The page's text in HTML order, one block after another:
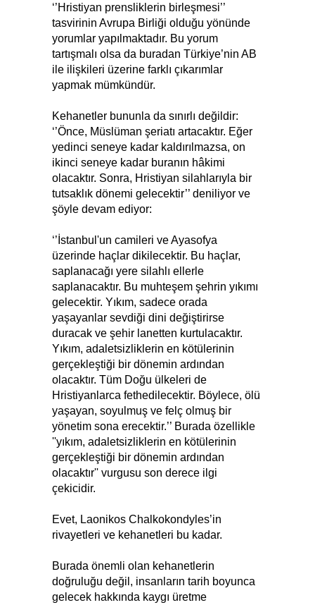
‘’Hristiyan prensliklerin birleşmesi’’
tasvirinin Avrupa Birliği olduğu yönünde
yorumlar yapılmaktadır. Bu yorum
tartışmalı olsa da buradan Türkiye’nin AB
ile ilişkileri üzerine farklı çıkarımlar
yapmak mümkündür.
Kehanetler bununla da sınırlı değildir:
‘’Önce, Müslüman şeriatı artacaktır. Eğer
yedinci seneye kadar kaldırılmazsa, on
ikinci seneye kadar buranın hâkimi
olacaktır. Sonra, Hristiyan silahlarıyla bir
tutsaklık dönemi gelecektir’’ deniliyor ve
şöyle devam ediyor:
‘’İstanbul'un camileri ve Ayasofya
üzerinde haçlar dikilecektir. Bu haçlar,
saplanacağı yere silahlı ellerle
saplanacaktır. Bu muhteşem şehrin yıkımı
gelecektir. Yıkım, sadece orada
yaşayanlar sevdiği dini değiştirirse
duracak ve şehir lanetten kurtulacaktır.
Yıkım, adaletsizliklerin en kötülerinin
gerçekleştiği bir dönemin ardından
olacaktır. Tüm Doğu ülkeleri de
Hristiyanlarca fethedilecektir. Böylece, ölü
yaşayan, soyulmuş ve felç olmuş bir
yönetim sona erecektir.’’ Burada özellikle
''yıkım, adaletsizliklerin en kötülerinin
gerçekleştiği bir dönemin ardından
olacaktır'' vurgusu son derece ilgi
çekicidir.
Evet, Laonikos Chalkokondyles’in
rivayetleri ve kehanetleri bu kadar.
Burada önemli olan kehanetlerin
doğruluğu değil, insanların tarih boyunca
gelecek hakkında kaygı üretme